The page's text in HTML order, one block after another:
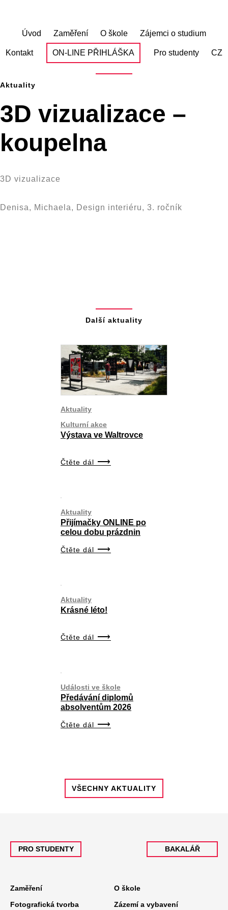
Úvod Zaměření O škole Zájemci o studium
Kontakt ON-LINE PŘIHLÁŠKA Pro studenty CZ
Aktuality
3D vizualizace –
koupelna
3D vizualizace
Denisa, Michaela, Design interiéru, 3. ročník
Další aktuality
Aktuality
Kulturní akce
Výstava ve Waltrovce
Čtěte dál
Aktuality
Přijímačky ONLINE po
celou dobu prázdnin
Čtěte dál
Aktuality
Krásné léto!
Čtěte dál
Události ve škole
Předávání diplomů
absolventům 2026
Čtěte dál
VŠECHNY AKTUALITY
PRO STUDENTY BAKALÁŘ
Zaměření
Fotografická tvorba
O škole
Zázemí a vybavení